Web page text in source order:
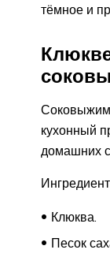
тёмное и
кухонный
домашних
Клюква.
Песок